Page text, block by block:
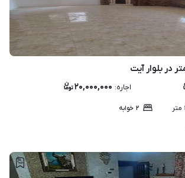
اجاره: ۲۰,۰۰۰,۰۰۰
متر ۲ خوابه